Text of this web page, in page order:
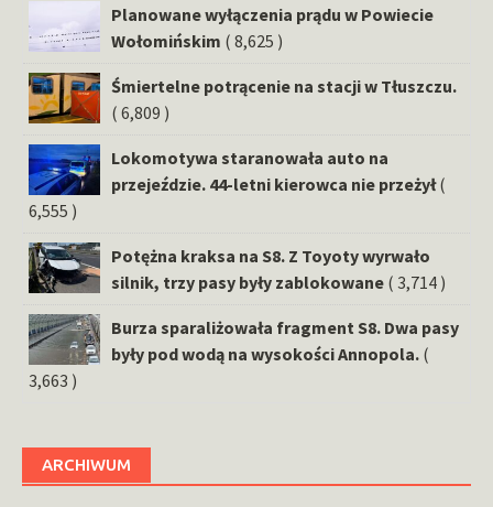
Planowane wyłączenia prądu w Powiecie
Wołomińskim ( 8,625 )
Śmiertelne potrącenie na stacji w Tłuszczu.
( 6,809 )
Lokomotywa staranowała auto na
przejeździe. 44-letni kierowca nie przeżył (
6,555 )
Potężna kraksa na S8. Z Toyoty wyrwało
silnik, trzy pasy były zablokowane ( 3,714 )
Burza sparaliżowała fragment S8. Dwa pasy
były pod wodą na wysokości Annopola. (
3,663 )
ARCHIWUM